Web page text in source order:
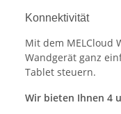
Konnektivität
Mit dem MELCloud
Wandgerät ganz
Tablet steuern.
Wir bieten Ihnen 4